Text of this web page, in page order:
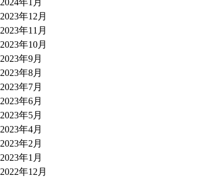
2024年1月
2023年12月
2023年11月
2023年10月
2023年9月
2023年8月
2023年7月
2023年6月
2023年5月
2023年4月
2023年2月
2023年1月
2022年12月